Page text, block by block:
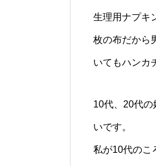
生理用ナプキ
枚の布だから
いてもハンカ
10代、20代
いです。
私が10代のこ